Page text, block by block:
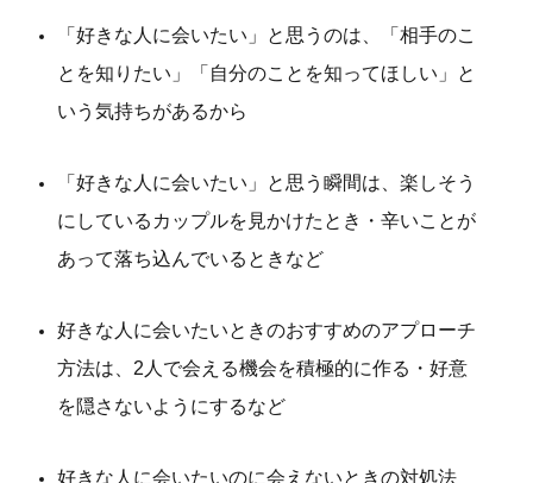
「好きな人に会いたい」と思うのは、「相手のこ
とを知りたい」「自分のことを知ってほしい」と
いう気持ちがあるから
「好きな人に会いたい」と思う瞬間は、楽しそう
にしているカップルを見かけたとき・辛いことが
あって落ち込んでいるときなど
好きな人に会いたいときのおすすめのアプローチ
方法は、2人で会える機会を積極的に作る・好意
を隠さないようにするなど
好きな人に会いたいのに会えないときの対処法